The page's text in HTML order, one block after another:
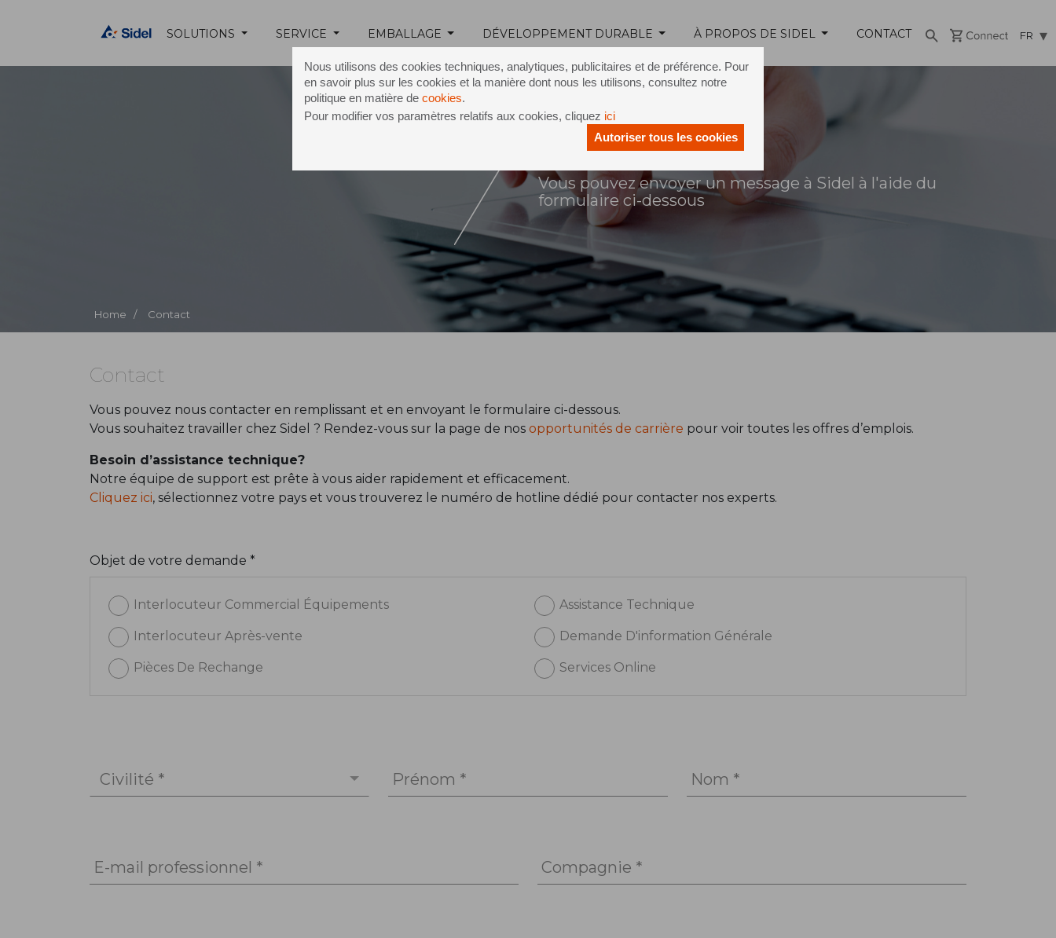
Nous utilisons des cookies techniques, analytiques, publicitaires et de préférence. Pour
en savoir plus sur les cookies et la manière dont nous les utilisons, consultez notre
politique en matière de cookies.
Pour modifier vos paramètres relatifs aux cookies, cliquez ici
Autoriser tous les cookies
SOLUTIONS SERVICE EMBALLAGE DÉVELOPPEMENT DURABLE À PROPOS DE SIDEL CONTACT FR
Home / Contact
Vous pouvez envoyer un message à Sidel à l'aide du
formulaire ci-dessous
Contact
Vous pouvez nous contacter en remplissant et en envoyant le formulaire ci-dessous.
Vous souhaitez travailler chez Sidel ? Rendez-vous sur la page de nos opportunités de carrière pour voir toutes les offres d’emplois.
Besoin d’assistance technique?
Notre équipe de support est prête à vous aider rapidement et efficacement.
Cliquez ici, sélectionnez votre pays et vous trouverez le numéro de hotline dédié pour contacter nos experts.
Objet de votre demande *
Interlocuteur Commercial Équipements Assistance Technique
Interlocuteur Après-vente Demande D'information Générale
Pièces De Rechange Services Online
Civilité * Prénom * Nom *
E-mail professionnel * Compagnie *